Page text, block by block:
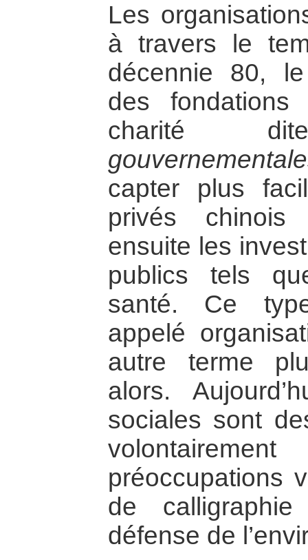
Les
à travers le
décennie 80,
des
charité
capter plus
privés
ensuite les
publics tels
santé. Ce
appelé
autre terme
alors.
sociales sont
préoccupations
de
défense de